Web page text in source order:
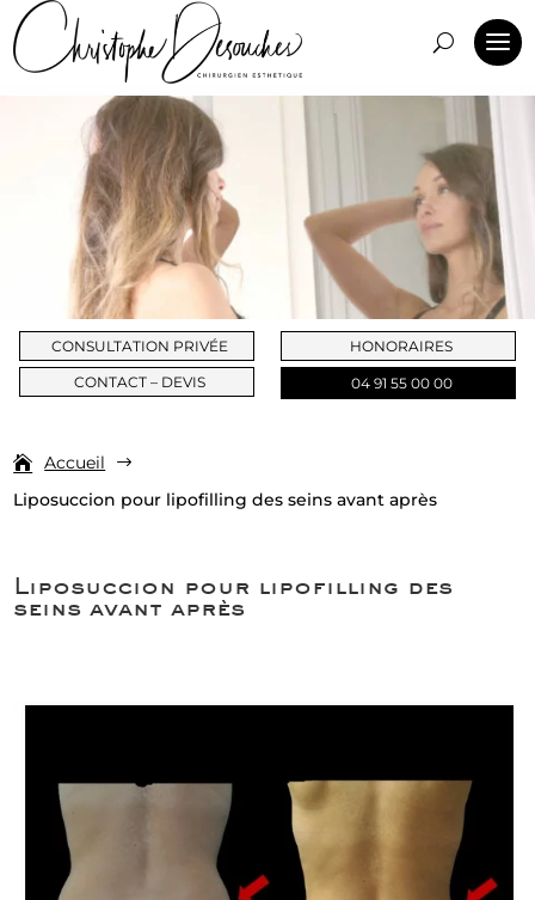
CONSULTATION PRIVÉE
CONTACT – DEVIS
HONORAIRES
04 91 55 00 00
Accueil $
Liposuccion pour lipofilling des seins avant après
Liposuccion pour lipofilling des
seins avant après